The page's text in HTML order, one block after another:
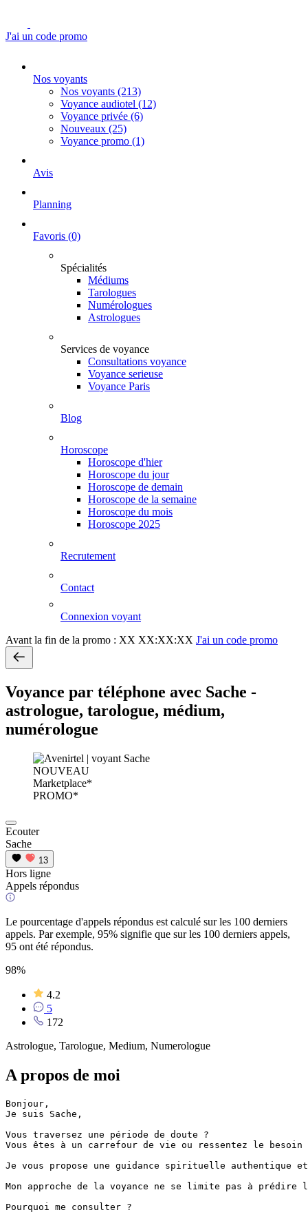
J'ai un code promo
Nos voyants
Nos voyants (213)
Voyance audiotel (12)
Voyance privée (6)
Nouveaux (25)
Voyance promo (1)
Avis
Planning
Favoris (0)
Spécialités
Médiums
Tarologues
Numérologues
Astrologues
Services de voyance
Consultations voyance
Voyance serieuse
Voyance Paris
Blog
Horoscope
Horoscope d'hier
Horoscope du jour
Horoscope de demain
Horoscope de la semaine
Horoscope du mois
Horoscope 2025
Recrutement
Contact
Connexion voyant
Avant la fin de la promo : XX XX:XX:XX J'ai un code promo
Voyance par téléphone avec Sache -
astrologue, tarologue, médium,
numérologue
NOUVEAU
Marketplace*
PROMO*
Ecouter
Sache
13
Hors ligne
Appels répondus
Le pourcentage d'appels répondus est calculé sur les 100 derniers
appels. Par exemple, 95% signifie que sur les 100 derniers appels,
95 ont été répondus.
98%
4.2
5
172
Astrologue, Tarologue, Medium, Numerologue
A propos de moi
Bonjour,
Je suis Sache,
Vous traversez une période de doute ?
Vous êtes à un carrefour de vie ou ressentez le besoin
Je vous propose une guidance spirituelle authentique
Mon approche de la voyance ne se limite pas à
Pourquoi me consulter ?